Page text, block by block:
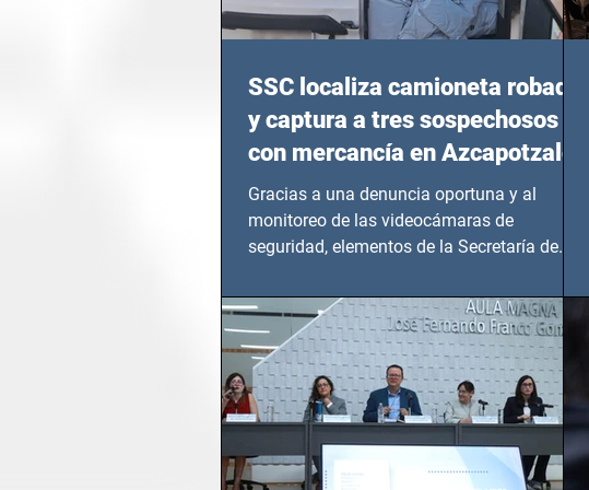
SSC localiza camioneta robada
y captura a tres sospechosos
con mercancía en Azcapotzalco
Gracias a una denuncia oportuna y al
monitoreo de las videocámaras de
seguridad, elementos de la Secretaría de